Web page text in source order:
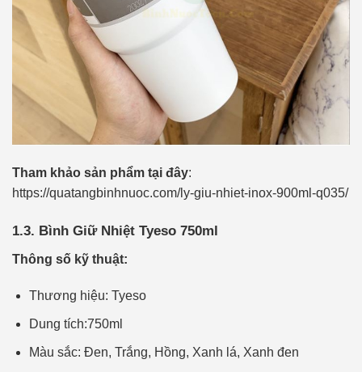
Tham khảo sản phẩm tại đây:
https://quatangbinhnuoc.com/ly-giu-nhiet-inox-900ml-q035/
1.3. Bình Giữ Nhiệt Tyeso 750ml
Thông số kỹ thuật:
Thương hiệu: Tyeso
Dung tích:750ml
Màu sắc: Đen, Trắng, Hồng, Xanh lá, Xanh đen